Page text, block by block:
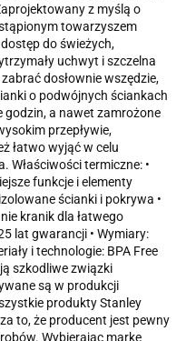
z myślą o
towarzyszem
do świeżych,
uchwyt i szczelna
dosłownie wszędzie,
o podwójnych ściankach
godzin, a nawet zamrożone
przepływie,
łatwo wyjąć w celu
Właściwości termiczne: •
funkcje i elementy
ścianki i pokrywa •
kranik dla łatwego
lat gwarancji • Wymiary:
i technologie: BPA Free
szkodliwe związki
są w produkcji
produkty Stanley
to, że producent jest pewny
Wybierając markę